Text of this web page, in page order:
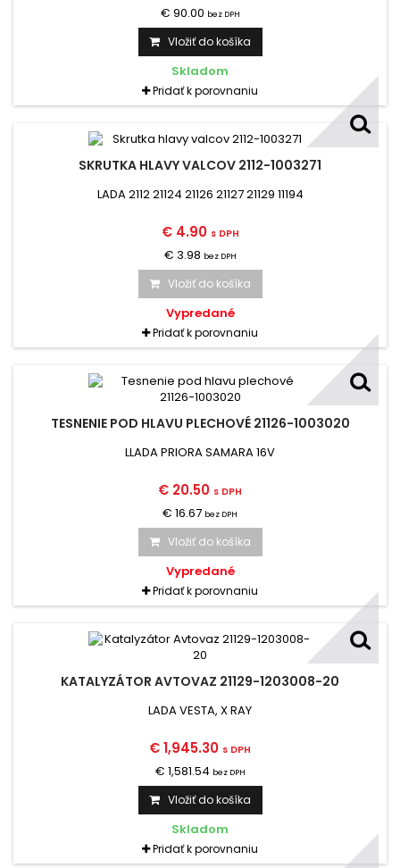
€ 90.00 bez DPH
Vložiť do košíka
Skladom
Pridať k porovnaniu
SKRUTKA HLAVY VALCOV 2112-1003271
LADA 2112 21124 21126 21127 21129 11194
€ 4.90 s DPH
€ 3.98 bez DPH
Vložiť do košíka
Vypredané
Pridať k porovnaniu
TESNENIE POD HLAVU PLECHOVÉ 21126-1003020
LLADA PRIORA SAMARA 16V
€ 20.50 s DPH
€ 16.67 bez DPH
Vložiť do košíka
Vypredané
Pridať k porovnaniu
KATALYZÁTOR AVTOVAZ 21129-1203008-20
LADA VESTA, X RAY
€ 1,945.30 s DPH
€ 1,581.54 bez DPH
Vložiť do košíka
Skladom
Pridať k porovnaniu